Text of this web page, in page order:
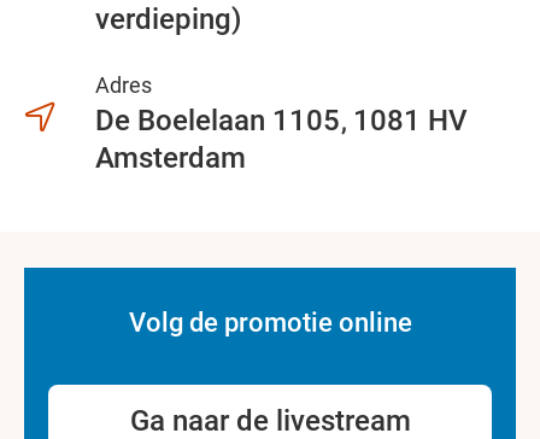
verdieping)
Adres
De Boelelaan 1105 1081 HV
Amsterdam
Volg de promotie online
Ga naar de livestream